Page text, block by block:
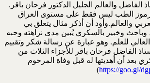
الفاضل والعالم الجليل الدكتور فرحان باقر.
الطب ليس فقط على مستوى العراق
والعالم.وأود أن أذكر مثال يتعلق بي
وخبير بالسكري يُبين مدى نزاهته وحبه
العالي للعلم. وهو عبارة عن رسالة شكر وتقييم
الفاضل فرحان باقر للأجزاء الثلاث من
بعد أن أهديتها له قبل وفاة المرحوم
https://goo.gl/
)